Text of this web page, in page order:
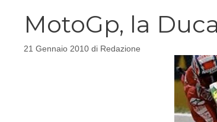
MotoGp, la
21 Gennaio 2010 di Redazione